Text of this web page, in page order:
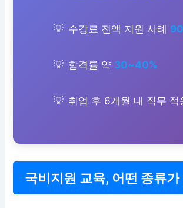
수강료 전액 지원 사례
합격률 약 30~40%
취업 후 6개월 내 직무 적
국비지원 교육, 어떤 종류가